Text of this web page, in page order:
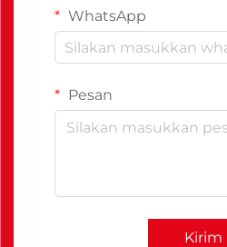
WhatsApp
Pesan
Kirim